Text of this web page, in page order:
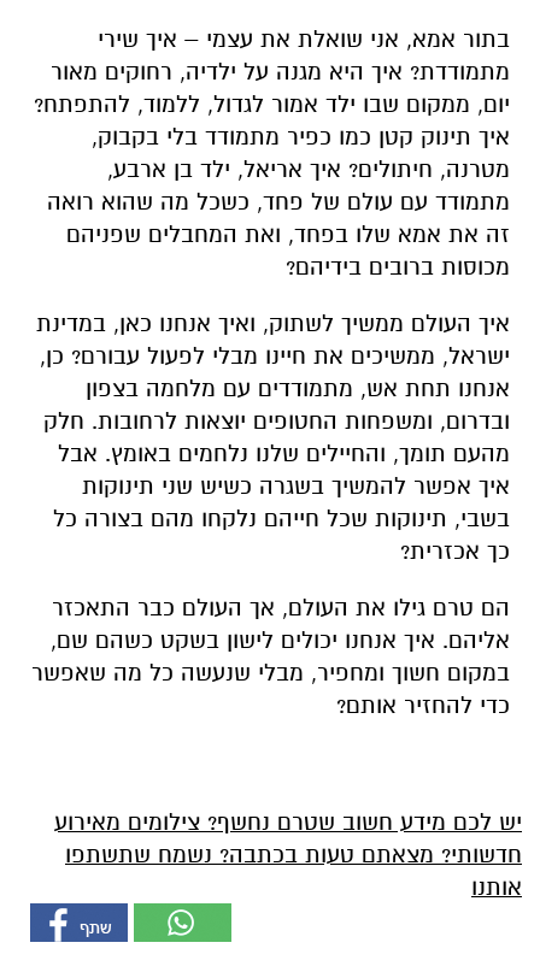
בתור אמא, אני שואלת את עצמי – איך שירי
מתמודדת? איך היא מגנה על ילדיה, רחוקים מאור
יום, ממקום שבו ילד אמור לגדול, ללמוד, להתפתח?
איך תינוק קטן כמו כפיר מתמודד בלי בקבוק,
מטרנה, חיתולים? איך אריאל, ילד בן ארבע,
מתמודד עם עולם של פחד, כשכל מה שהוא רואה
זה את אמא שלו בפחד, ואת המחבלים שפניהם
מכוסות ברובים בידיהם?
איך העולם ממשיך לשתוק, ואיך אנחנו כאן, במדינת
ישראל, ממשיכים את חיינו מבלי לפעול עבורם? כן,
אנחנו תחת אש, מתמודדים עם מלחמה בצפון
ובדרום, ומשפחות החטופים יוצאות לרחובות. חלק
מהעם תומך, והחיילים שלנו נלחמים באומץ. אבל
איך אפשר להמשיך בשגרה כשיש שני תינוקות
בשבי, תינוקות שכל חייהם נלקחו מהם בצורה כל
כך אכזרית?
הם טרם גילו את העולם, אך העולם כבר התאכזר
אליהם. איך אנחנו יכולים לישון בשקט כשהם שם,
במקום חשוך ומחפיר, מבלי שנעשה כל מה שאפשר
כדי להחזיר אותם?
יש לכם מידע חשוב שטרם נחשף? צילומים מאירוע
חדשותי? מצאתם טעות בכתבה? נשמח שתשתפו
אותנו